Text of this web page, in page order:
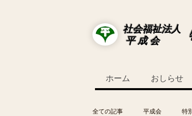
社会福祉法人
平 成 会
ホーム おしらせ
全ての記事 平成会 特